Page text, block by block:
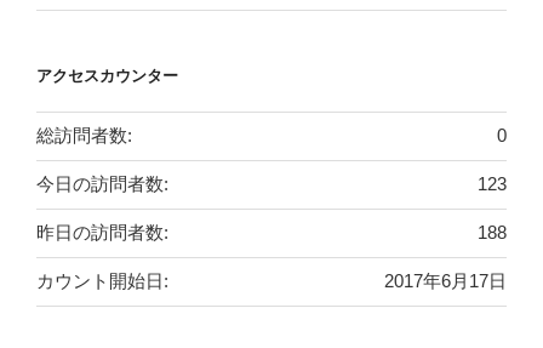
アクセスカウンター
0
総訪問者数:
123
今日の訪問者数:
188
昨日の訪問者数:
2017年6月17日
カウント開始日: